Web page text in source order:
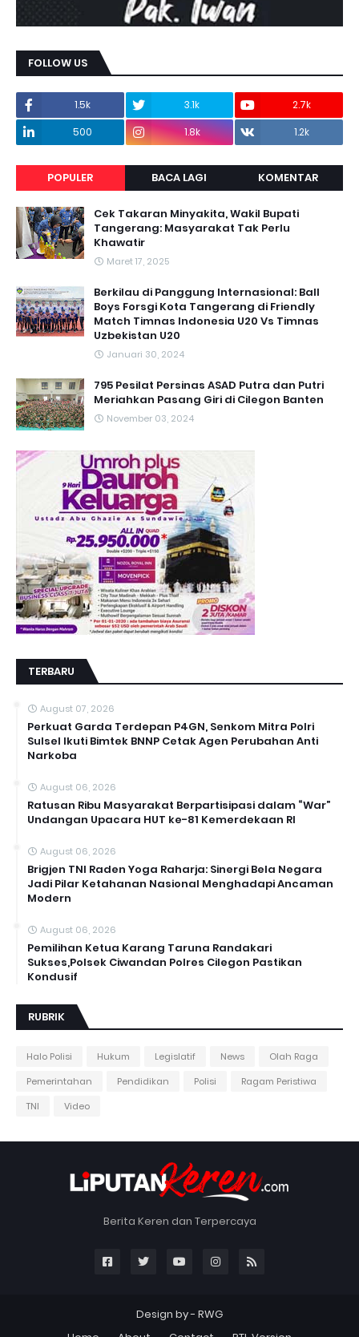
FOLLOW US
1.5k 3.1k
2.7k
500
1.8k 1.2k
POPULER BACA LAGI KOMENTAR
Cek Takaran Minyakita, Wakil Bupati
Tangerang: Masyarakat Tak Perlu
Khawatir
Maret 17, 2025
Berkilau di Panggung Internasional: Ball
Boys Forsgi Kota Tangerang di Friendly
Match Timnas Indonesia U20 Vs Timnas
Uzbekistan U20
Januari 30, 2024
795 Pesilat Persinas ASAD Putra dan Putri
Meriahkan Pasang Giri di Cilegon Banten
November 03, 2024
TERBARU
August 07, 2026
Perkuat Garda Terdepan P4GN, Senkom Mitra Polri
Sulsel Ikuti Bimtek BNNP Cetak Agen Perubahan Anti
Narkoba
August 06, 2026
Ratusan Ribu Masyarakat Berpartisipasi dalam “War”
Undangan Upacara HUT ke-81 Kemerdekaan RI
August 06, 2026
Brigjen TNI Raden Yoga Raharja: Sinergi Bela Negara
Jadi Pilar Ketahanan Nasional Menghadapi Ancaman
Modern
August 06, 2026
Pemilihan Ketua Karang Taruna Randakari
Sukses,Polsek Ciwandan Polres Cilegon Pastikan
Kondusif
RUBRIK
Halo Polisi Hukum Legislatif News
Olah Raga
Pemerintahan
Pendidikan Polisi
Ragam Peristiwa
TNI
Video
Berita Keren dan Terpercaya
Design by - RWG